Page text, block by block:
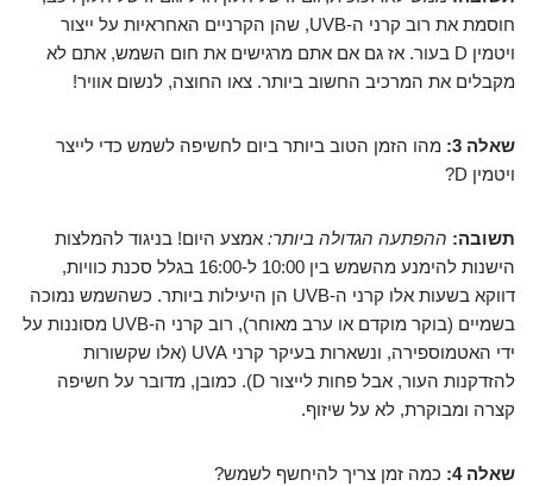
חוסמת את רוב קרני ה-UVB, שהן הקרניים האחראיות על ייצור
ויטמין D בעור. אז גם אם אתם מרגישים את חום השמש, אתם לא
מקבלים את המרכיב החשוב ביותר. צאו החוצה, לנשום אוויר!
שאלה 3:
מהו הזמן הטוב ביותר ביום לחשיפה לשמש כדי לייצר
ויטמין D?
תשובה: ההפתעה הגדולה ביותר: אמצע היום! בניגוד להמלצות
הישנות להימנע מהשמש בין 10:00 ל-16:00 בגלל סכנת כוויות,
דווקא בשעות אלו קרני ה-UVB הן היעילות ביותר. כשהשמש נמוכה
בשמיים (בוקר מוקדם או ערב מאוחר), רוב קרני ה-UVB מסוננות על
ידי האטמוספירה, ונשארות בעיקר קרני UVA (אלו שקשורות
להזדקנות העור, אבל פחות לייצור D). כמובן, מדובר על חשיפה
קצרה ומבוקרת, לא על שיזוף.
שאלה 4: כמה זמן צריך להיחשף לשמש?